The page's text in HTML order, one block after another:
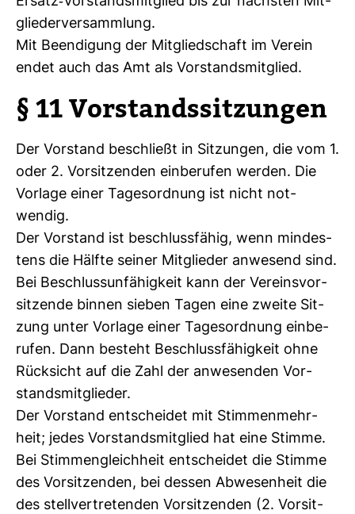
glie­der­ver­samm­lung.
Mit Been­di­gung der Mit­glied­schaft im Verein
endet auch das Amt als Vor­stands­mit­glied.
§ 11 Vor­stands­sit­zungen
Der Vor­stand beschließt in Sit­zungen, die vom 1.
oder 2. Vor­sit­zenden ein­be­rufen werden. Die
Vor­lage einer Tages­ord­nung ist nicht not­
wendig.
Der Vor­stand ist beschluss­fähig, wenn min­des­
tens die Hälfte seiner Mit­glieder anwe­send sind.
Bei Beschluss­un­fä­hig­keit kann der Ver­eins­vor­
sit­zende binnen sieben Tagen eine zweite Sit­
zung unter Vor­lage einer Tages­ord­nung ein­be­
rufen. Dann besteht Beschluss­fä­hig­keit ohne
Rück­sicht auf die Zahl der anwe­senden Vor­
stands­mit­glieder.
Der Vor­stand ent­scheidet mit Stim­men­mehr­
heit; jedes Vor­stands­mit­glied hat eine Stimme.
Bei Stim­men­gleich­heit ent­scheidet die Stimme
des Vor­sit­zenden, bei dessen Abwe­sen­heit die
des stell­ver­tre­tenden Vor­sit­zenden (2. Vor­sit­